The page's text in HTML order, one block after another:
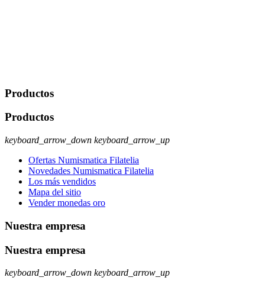
Productos
Productos
keyboard_arrow_down keyboard_arrow_up
Ofertas Numismatica Filatelia
Novedades Numismatica Filatelia
Los más vendidos
Mapa del sitio
Vender monedas oro
Nuestra empresa
Nuestra empresa
keyboard_arrow_down keyboard_arrow_up